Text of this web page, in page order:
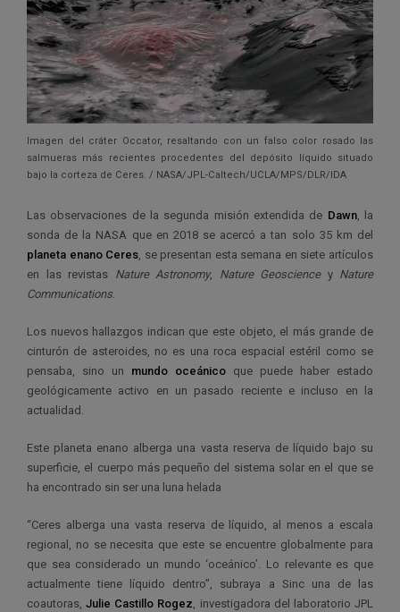
Imagen del cráter Occator, resaltando con un falso color rosado las
salmueras más recientes procedentes del depósito líquido situado
bajo la corteza de Ceres. / NASA/JPL-Caltech/UCLA/MPS/DLR/IDA
Las observaciones de la segunda misión extendida de Dawn, la
sonda de la NASA que en 2018 se acercó a tan solo 35 km del
planeta enano Ceres, se presentan esta semana en siete artículos
en las revistas Nature Astronomy, Nature Geosciencey Nature
Communications.
Los nuevos hallazgos indican que este objeto, el más grande de
cinturón de asteroides, no es una roca espacial estéril como se
pensaba, sino un mundo oceánico que puede haber estado
geológicamente activo en un pasado reciente e incluso en la
actualidad.
Este planeta enano alberga una vasta reserva de líquido bajo su
superficie, el cuerpo más pequeño del sistema solar en el que se
ha encontrado sin ser una luna helada
“Ceres alberga una vasta reserva de líquido, al menos a escala
regional, no se necesita que este se encuentre globalmente para
que sea considerado un mundo ‘oceánico’. Lo relevante es que
actualmente tiene líquido dentro”, subraya a Sinc una de las
coautoras,Julie Castillo Rogez, investigadora del laboratorio JPL